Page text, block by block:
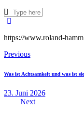
https://www.roland-
Previous
Was ist Achtsamkeit und was ist
23. Juni 2026
Next